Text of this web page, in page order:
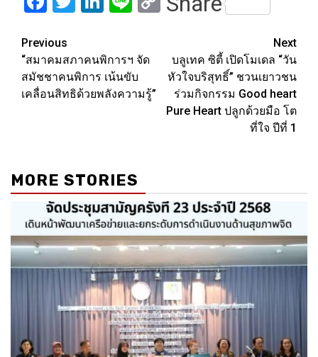
Post
navigation
Previous
“สมาคมสภาคนพิการฯ จัด
สมัชชาคนพิการ เน้นขับ
เคลื่อนสิทธิด้วยพลังความรู้”
Next
บลูเทค ซิตี้ เปิดโมเดล “วัน
หัวใจบริสุทธิ์” ชวนเยาวชน
ร่วมกิจกรรม Good heart
Pure Heart ปลูกด้วยมือ โต
ที่ใจ ปีที่ 1
MORE STORIES